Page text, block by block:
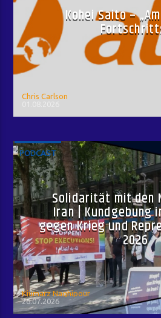
Kohei Saito –
Chris Carlson
PODCAST
Solidarität mit den
Iran | Kundgebung
gegen Krieg und
2026
Kiumarz Naghipour
26.07.2026